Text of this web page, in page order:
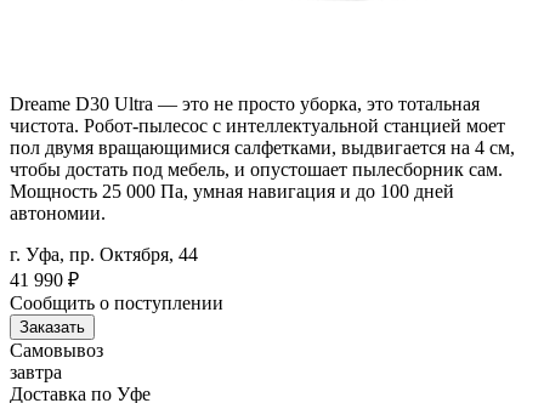
Dreame D30 Ultra — это не просто уборка, это тотальная
чистота. Робот-пылесос с интеллектуальной станцией моет
пол двумя вращающимися салфетками, выдвигается на 4 см,
чтобы достать под мебель, и опустошает пылесборник сам.
Мощность 25 000 Па, умная навигация и до 100 дней
автономии.
г. Уфа, пр. Октября, 44
41 990 ₽
Сообщить о поступлении
Заказать
Самовывоз
завтра
Доставка по Уфе